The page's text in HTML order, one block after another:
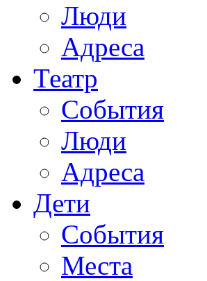
Люди
Адреса
Театр
События
Люди
Адреса
Дети
События
Места